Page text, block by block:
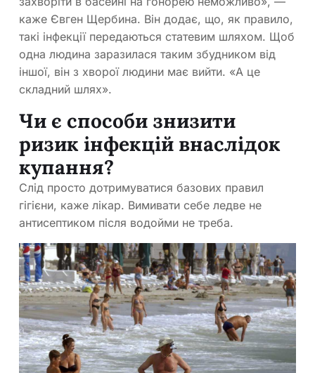
каже Євген Щербина. Він додає, що, як правило,
такі інфекції передаються статевим шляхом. Щоб
одна людина заразилася таким збудником від
іншої, він з хворої людини має вийти. «А це
складний шлях».
Чи є способи знизити
ризик інфекцій внаслідок
купання?
Слід просто дотримуватися базових правил
гігієни, каже лікар. Вимивати себе ледве не
антисептиком після водойми не треба.